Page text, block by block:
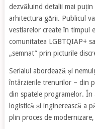
dezvăluind detalii mai
arhitectura gării. Publicul
vestiarelor create în timpul
comunitatea LGBTQIAP+
„semnat” prin picturile
Serialul abordează și
întârzierile trenurilor – din
din spatele programelor. În
logistică și inginerească a
plin proces de